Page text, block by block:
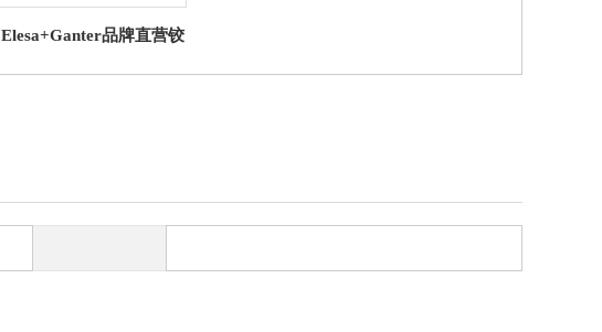
Elesa+Ganter品牌直营铰
分铝型材面板元件